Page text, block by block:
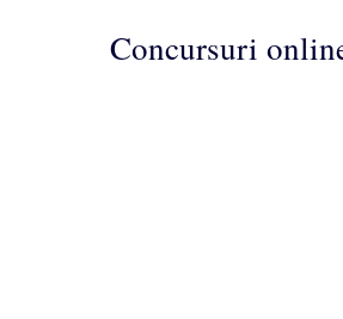
ConcursuriConcursuri